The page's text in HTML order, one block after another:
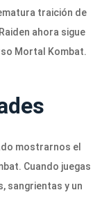
traición de
ahora sigue
Mortal Kombat.
mostrarnos el
Cuando juegas
sangrientas y un